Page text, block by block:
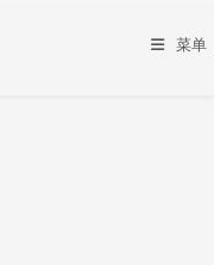
菜单